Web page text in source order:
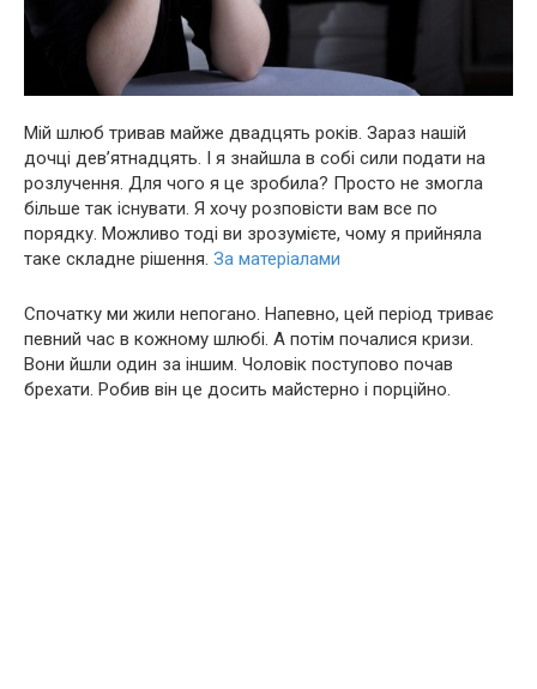
Мій шлюб тривав майже двадцять років. Зараз нашій
дочці дев’ятнадцять. І я знайшла в собі сили подати на
розлучення. Для чого я це зробила? Просто не змогла
більше так існувати. Я хочу розповісти вам все по
порядку. Можливо тоді ви зрозумієте, чому я прийняла
таке складне рішення. За матеріалами
Спочатку ми жили непогано. Напевно, цей період триває
певний час в кожному шлюбі. А потім почалися кризи.
Вони йшли один за іншим. Чоловік поступово почав
брехати. Робив він це досить майстерно і порційно.